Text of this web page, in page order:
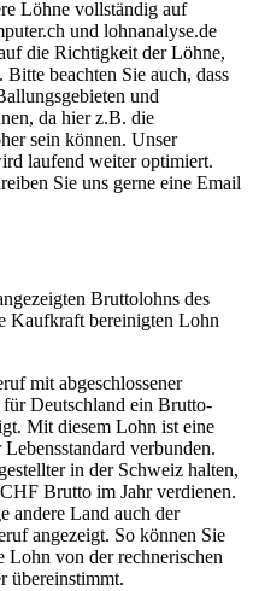
Löhne vollständig auf
und lohnanalyse.de
die Richtigkeit der Löhne,
beachten Sie auch, dass
und
da hier z.B. die
sein können. Unser
laufend weiter optimiert.
Sie uns gerne eine Email
Bruttolohns des
Kaufkraft bereinigten Lohn
mit abgeschlossener
Deutschland ein Brutto-
Mit diesem Lohn ist eine
verbunden.
in der Schweiz halten,
Brutto im Jahr verdienen.
andere Land auch der
angezeigt. So können Sie
von der rechnerischen
übereinstimmt.